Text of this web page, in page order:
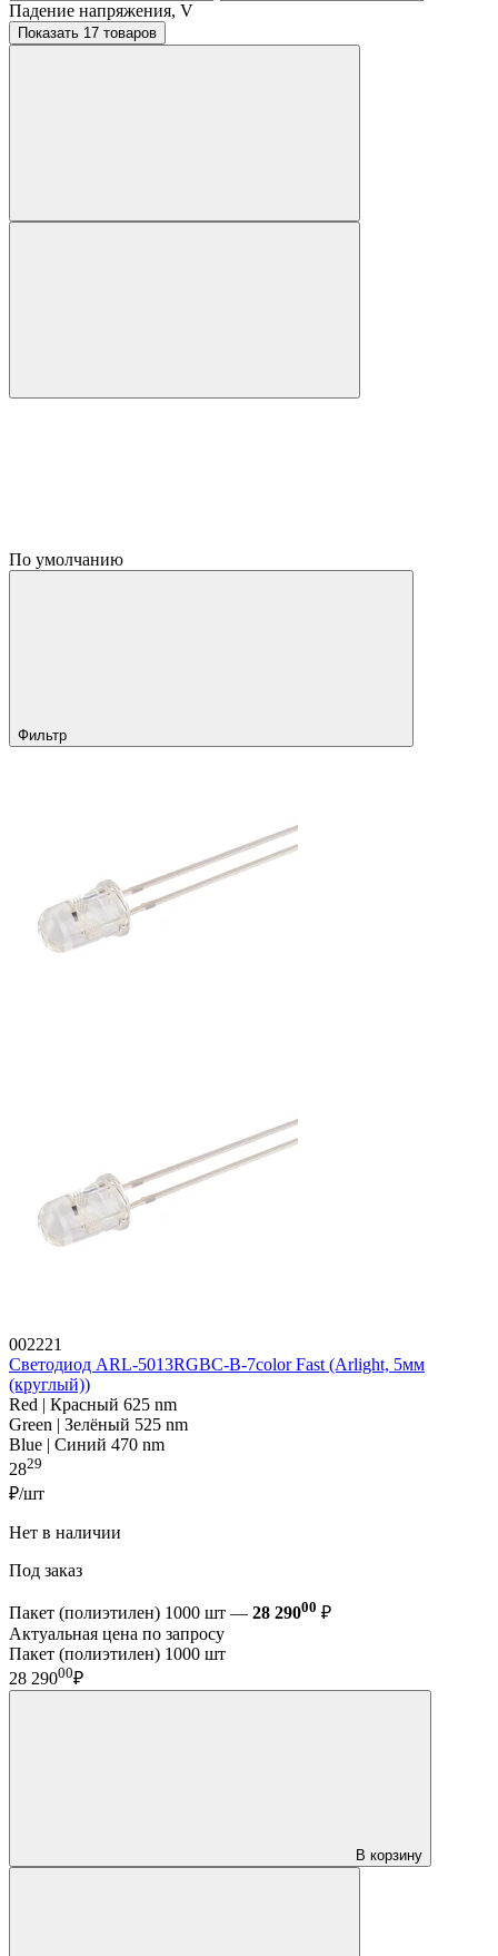
Падение напряжения, V
Показать 17 товаров
По умолчанию
Фильтр
002221
Светодиод ARL-5013RGBC-B-7color Fast (Arlight, 5мм
(круглый))
Red | Красный 625 nm
Green | Зелёный 525 nm
Blue | Синий 470 nm
2829
₽/шт
Нет в наличии
Под заказ
Пакет (полиэтилен) 1000 шт — 28 29000 ₽
Актуальная цена по запросу
Пакет (полиэтилен) 1000 шт
28 29000₽
В корзину